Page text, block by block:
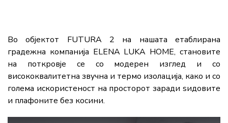
Во објектот FUTURA 2 на нашата етаблирана
градежна компанија ELENA LUKA HOME, становите
на поткровје се со модерен изглед и со
висококвалитетна звучна и термо изолација, како и со
голема искористеност на просторот заради ѕидовите
и плафоните без косини.